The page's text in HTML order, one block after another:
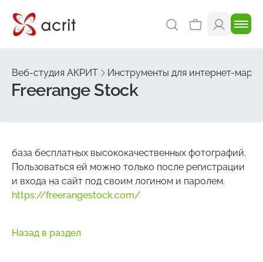
Веб-студия АКРИТ Инструменты для интернет-
Freerange Stock
база бесплатных высококачественных фотографий.
Пользоваться ей можно только после регистрации
и входа на сайт под своим логином и паролем.
https://freerangestock.com/
Назад в раздел